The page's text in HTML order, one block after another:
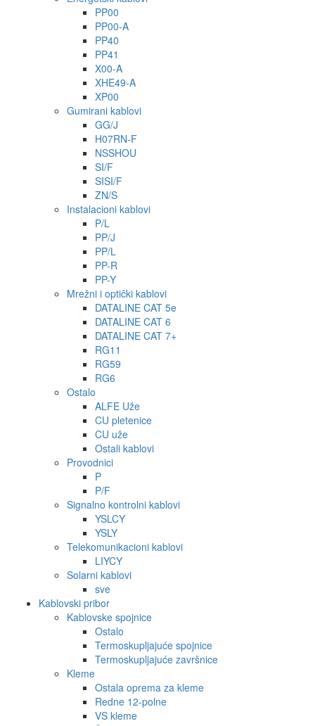
PP00
PP00-A
PP40
PP41
X00-A
XHE49-A
XP00
Gumirani kablovi
GG/J
H07RN-F
NSSHOU
SI/F
SISI/F
ZN/S
Instalacioni kablovi
P/L
PP/J
PP/L
PP-R
PP-Y
Mrežni i optički kablovi
DATALINE CAT 5e
DATALINE CAT 6
DATALINE CAT 7+
RG11
RG59
RG6
Ostalo
ALFE Uže
CU pletenice
CU uže
Ostali kablovi
Provodnici
P
P/F
Signalno kontrolni kablovi
YSLCY
YSLY
Telekomunikacioni kablovi
LIYCY
Solarni kablovi
sve
Kablovski pribor
Kablovske spojnice
Ostalo
Termoskupljajuće spojnice
Termoskupljajuće završnice
Kleme
Ostala oprema za kleme
Redne 12-polne
VS kleme